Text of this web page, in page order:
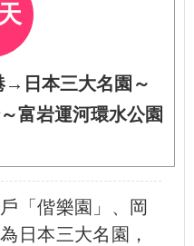
→日本三大名園～
富岩運河環水公園
「偕樂園」、岡
日本三大名園，